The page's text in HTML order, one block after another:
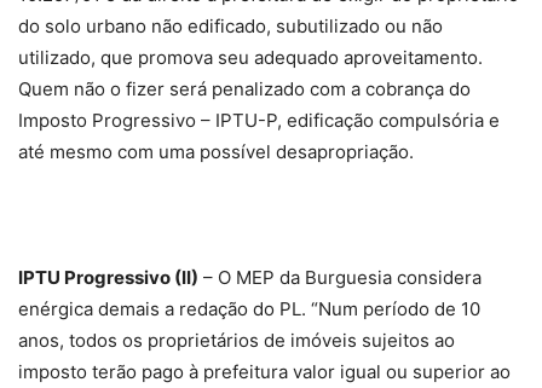
do solo urbano não edificado, subutilizado ou não
utilizado, que promova seu adequado aproveitamento.
Quem não o fizer será penalizado com a cobrança do
Imposto Progressivo – IPTU-P, edificação compulsória e
até mesmo com uma possível desapropriação.
IPTU Progressivo (II) – O MEP da Burguesia considera
enérgica demais a redação do PL. “Num período de 10
anos, todos os proprietários de imóveis sujeitos ao
imposto terão pago à prefeitura valor igual ou superior ao